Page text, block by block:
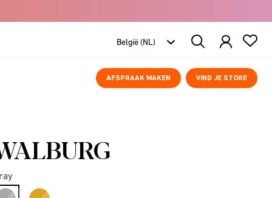
Search
Products
AFSPRAAK MAKEN VIND JE STORE